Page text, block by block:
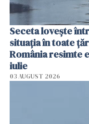
Seceta lovește
situația în toate
România resimte
iulie
03 AUGUST 2026